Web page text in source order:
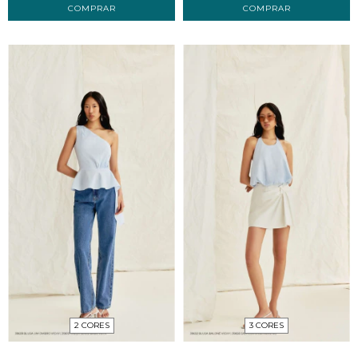
COMPRAR COMPRAR
2 CORES 3 CORES